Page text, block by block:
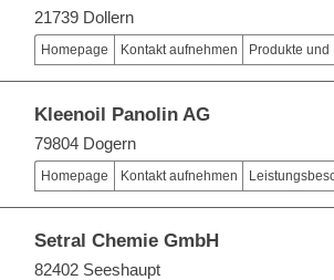
21739 Dollern
Homepage Kontakt aufnehmen Produkte
Kleenoil Panolin AG
79804 Dogern
Homepage Kontakt aufnehmen
Setral Chemie GmbH
82402 Seeshaupt